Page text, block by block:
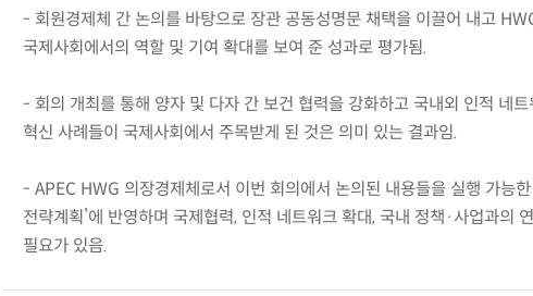
- 회원경제체 간 논의를 바탕으로 장관 공동성명문 채택을 이끌어 내고
국제사회에서의 역할 및 기여 확대를 보여 준 성과로 평가됨.
- 회의 개최를 통해 양자 및 다자 간 보건 협력을 강화하고 국내외 인적 네
혁신 사례들이 국제사회에서 주목받게 된 것은 의미 있는 결과임.
- APEC HWG 의장경제체로서 이번 회의에서 논의된 내용들을 실행 가능
전략계획’에 반영하며 국제협력, 인적 네트워크 확대, 국내 정책·사업과의
필요가 있음.